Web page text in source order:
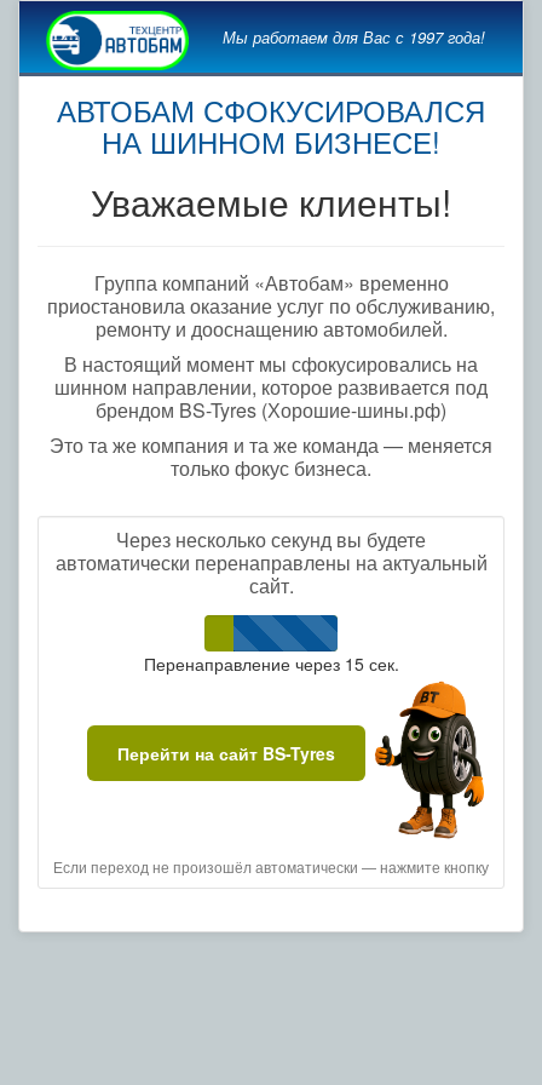
Мы работаем для Вас с 1997 года!
АВТОБАМ СФОКУСИРОВАЛСЯ
НА ШИННОМ БИЗНЕСЕ!
Уважаемые клиенты!
Группа компаний «Автобам» временно
приостановила оказание услуг по обслуживанию,
ремонту и дооснащению автомобилей.
В настоящий момент мы сфокусировались на
шинном направлении, которое развивается под
брендом BS-Tyres (Хорошие-шины.рф)
Это та же компания и та же команда — меняется
только фокус бизнеса.
Через несколько секунд вы будете
автоматически перенаправлены на актуальный
сайт.
Перенаправление через 15сек.
Перейти на сайт BS-Tyres
Если переход не произошёл автоматически — нажмите кнопку